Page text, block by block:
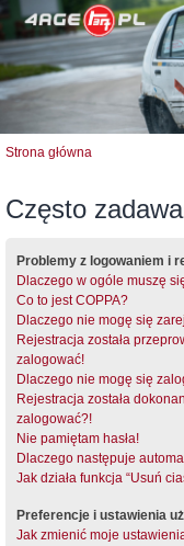
Strona główna
Często
Problemy z logowaniem i
Dlaczego w ogóle muszę
Co to jest COPPA?
Dlaczego nie mogę się
Rejestracja została
zalogować!
Dlaczego nie mogę się
Rejestracja została
zalogować?!
Nie pamiętam hasła!
Dlaczego następuje
Jak działa funkcja “Usuń
Preferencje i ustawienia
Jak zmienić moje